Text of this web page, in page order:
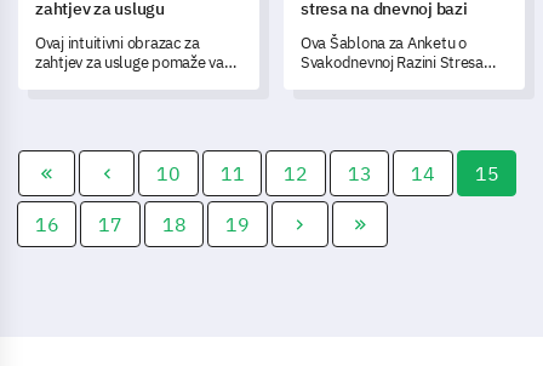
zahtjev za uslugu
Ovaj intuitivni obrazac za
zahtjev za usluge pomaže vam
stresa na dnevnoj bazi
Ova Šablona za Anketu o
Svakodnevnoj Razini Stresa
10 11 12 13 14 15
16 17 18 19